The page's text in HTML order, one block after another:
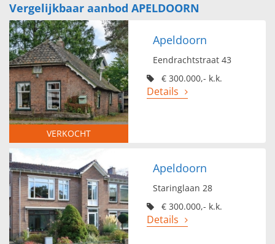
Vergelijkbaar aanbod APELDOORN
VERKOCHT
Apeldoorn
Eendrachtstraat 43
€ 300.000,- k.k.
Details
Apeldoorn
Staringlaan 28
€ 300.000,- k.k.
Details